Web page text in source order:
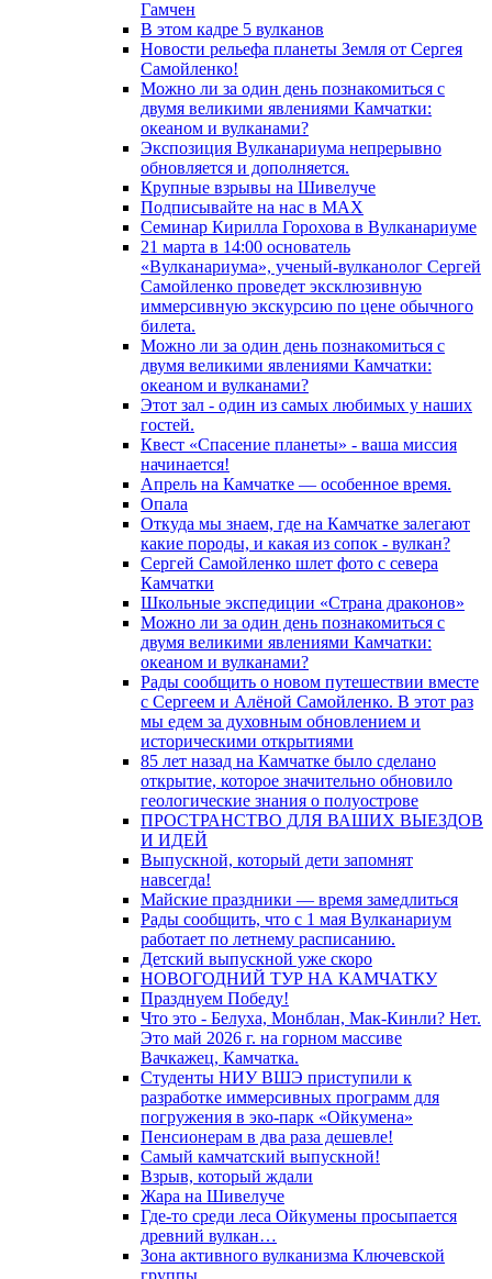
Гамчен
В этом кадре 5 вулканов
Новости рельефа планеты Земля от Сергея
Самойленко!
Можно ли за один день познакомиться с
двумя великими явлениями Камчатки:
океаном и вулканами?
Экспозиция Вулканариума непрерывно
обновляется и дополняется.
Крупные взрывы на Шивелуче
Подписывайте на нас в MAX
Семинар Кирилла Горохова в Вулканариуме
21 марта в 14:00 основатель
«Вулканариума», ученый-вулканолог Сергей
Самойленко проведет эксклюзивную
иммерсивную экскурсию по цене обычного
билета.
Можно ли за один день познакомиться с
двумя великими явлениями Камчатки:
океаном и вулканами?
Этот зал - один из самых любимых у наших
гостей.
Квест «Спасение планеты» - ваша миссия
начинается!
Апрель на Камчатке — особенное время.
Опала
Откуда мы знаем, где на Камчатке залегают
какие породы, и какая из сопок - вулкан?
Сергей Самойленко шлет фото с севера
Камчатки
Школьные экспедиции «Страна драконов»
Можно ли за один день познакомиться с
двумя великими явлениями Камчатки:
океаном и вулканами?
Рады сообщить о новом путешествии вместе
с Сергеем и Алёной Самойленко. В этот раз
мы едем за духовным обновлением и
историческими открытиями
85 лет назад на Камчатке было сделано
открытие, которое значительно обновило
геологические знания о полуострове
ПРОСТРАНСТВО ДЛЯ ВАШИХ ВЫЕЗДОВ
И ИДЕЙ
Выпускной, который дети запомнят
навсегда!
Майские праздники — время замедлиться
Рады сообщить, что с 1 мая Вулканариум
работает по летнему расписанию.
Детский выпускной уже скоро
НОВОГОДНИЙ ТУР НА КАМЧАТКУ
Празднуем Победу!
Что это - Белуха, Монблан, Мак-Кинли? Нет.
Это май 2026 г. на горном массиве
Вачкажец, Камчатка.
Студенты НИУ ВШЭ приступили к
разработке иммерсивных программ для
погружения в эко-парк «Ойкумена»
Пенсионерам в два раза дешевле!
Самый камчатский выпускной!
Взрыв, который ждали
Жара на Шивелуче
Где-то среди леса Ойкумены просыпается
древний вулкан…
Зона активного вулканизма Ключевской
группы